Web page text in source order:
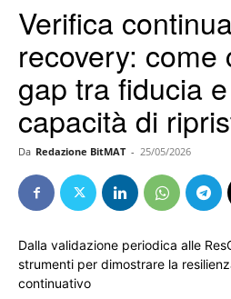
Verifica
recovery: come
gap tra fiducia
capacità di
Da Redazione BitMAT - 25/05/2026
Dalla validazione periodica alle
strumenti per dimostrare la
continuativo